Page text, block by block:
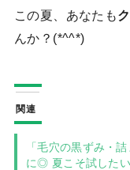
この夏、あなたも
んか？(*^^*)
関連
「毛穴の黒ずみ・詰
に◎ 夏こそ試した